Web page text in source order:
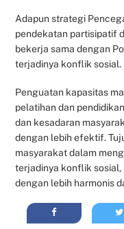
Adapun strategi
pendekatan partisipatif
bekerja sama dengan
terjadinya konflik sosial.
Penguatan kapasitas
pelatihan dan
dan kesadaran
dengan lebih efektif.
masyarakat dalam
terjadinya konflik
dengan lebih harmonis